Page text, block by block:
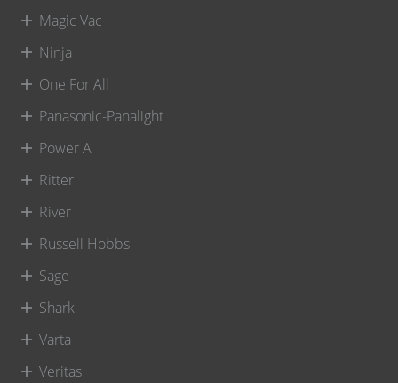
Magic Vac
Ninja
One For All
Panasonic-Panalight
Power A
Ritter
River
Russell Hobbs
Sage
Shark
Varta
Veritas